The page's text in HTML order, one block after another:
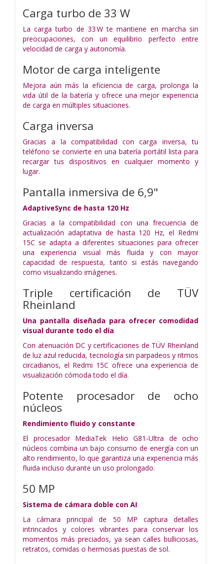
Carga turbo de 33 W
La carga turbo de 33 W te mantiene en marcha sin
preocupaciones, con un equilibrio perfecto entre
velocidad de carga y autonomía.
Motor de carga inteligente
Mejora aún más la eficiencia de carga, prolonga la
vida útil de la batería y ofrece una mejor experiencia
de carga en múltiples situaciones.
Carga inversa
Gracias a la compatibilidad con carga inversa, tu
teléfono se convierte en una batería portátil lista para
recargar tus dispositivos en cualquier momento y
lugar.
Pantalla inmersiva de 6,9"
AdaptiveSync de hasta 120 Hz
Gracias a la compatibilidad con una frecuencia de
actualización adaptativa de hasta 120 Hz, el Redmi
15C se adapta a diferentes situaciones para ofrecer
una experiencia visual más fluida y con mayor
capacidad de respuesta, tanto si estás navegando
como visualizando imágenes.
Triple certificación de TÜV
Rheinland
Una pantalla diseñada para ofrecer comodidad
visual durante todo el día
Con atenuación DC y certificaciones de TÜV Rheinland
de luz azul reducida, tecnología sin parpadeos y ritmos
circadianos, el Redmi 15C ofrece una experiencia de
visualización cómoda todo el día.
Potente procesador de ocho
núcleos
Rendimiento fluido y constante
El procesador MediaTek Helio G81-Ultra de ocho
núcleos combina un bajo consumo de energía con un
alto rendimiento, lo que garantiza una experiencia más
fluida incluso durante un uso prolongado.
50 MP
Sistema de cámara doble con AI
La cámara principal de 50 MP captura detalles
intrincados y colores vibrantes para conservar los
momentos más preciados, ya sean calles bulliciosas,
retratos, comidas o hermosas puestas de sol.